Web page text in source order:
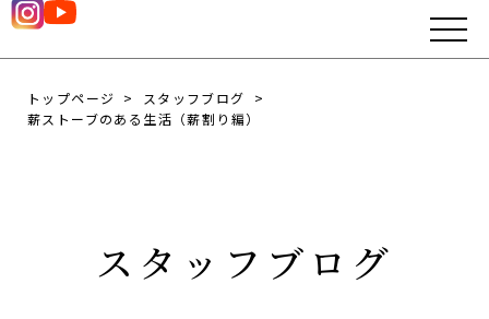
トップページ
スタッフブログ
薪ストーブのある生活（薪割り編）
スタッフブログ